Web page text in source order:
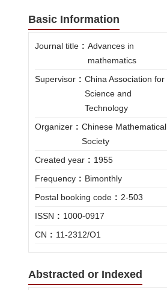
Basic Information
Journal title : Advances in
mathematics
Supervisor : China Association for
Science and
Technology
Organizer : Chinese Mathematical
Society
Created year : 1955
Frequency : Bimonthly
Postal booking code : 2-503
ISSN : 1000-0917
CN : 11-2312/O1
Abstracted or Indexed